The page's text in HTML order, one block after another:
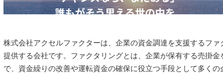
株式会社アクセルファクターは、企業の資金調達を支援するフ
提供する会社です。ファクタリングとは、企業が保有する売掛
で、資金繰りの改善や運転資金の確保に役立つ手段として多く